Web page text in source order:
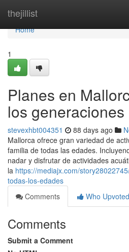
thejillist
Home
Home
1
Planes en
los generaciones
stevexhbt004351 88 days ago
Mallorca ofrece gran variedad de
familia de todas las edades.
nadar y disfrutar de actividades
la https://mediajx.com/
todas-los-edades
Comments
Who Upvoted
Comments
Submit a Comment